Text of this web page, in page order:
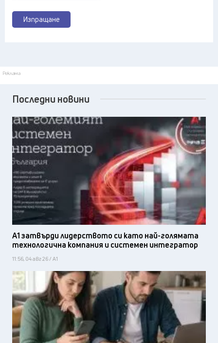
Изпращане
Реклама
Последни новини
А1 затвърди лидерството си като най-голямата
технологична компания и системен интегратор
11:56, 04 авг 26 / А1